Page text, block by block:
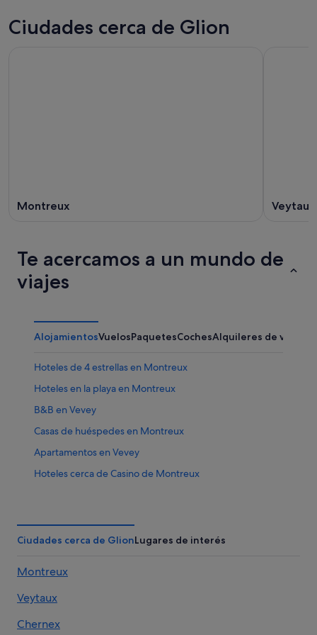
Ciudades cerca de Glion
Montreux Veytaux
Te acercamos a un mundo de
viajes
AlojamientosVuelosPaquetesCochesAlquileres de
Hoteles de 4 estrellas en Montreux
Hoteles en la playa en Montreux
B&B en Vevey
Casas de huéspedes en Montreux
Apartamentos en Vevey
Hoteles cerca de Casino de Montreux
Romantik Hotel en Montreux
Hoteles de 5 estrellas en Vevey
Pensiones en Vevey
Hoteles cerca de Estación de tren de Vevey
Ciudades cerca de GlionLugares de interés
Montreux
Veytaux
Chernex